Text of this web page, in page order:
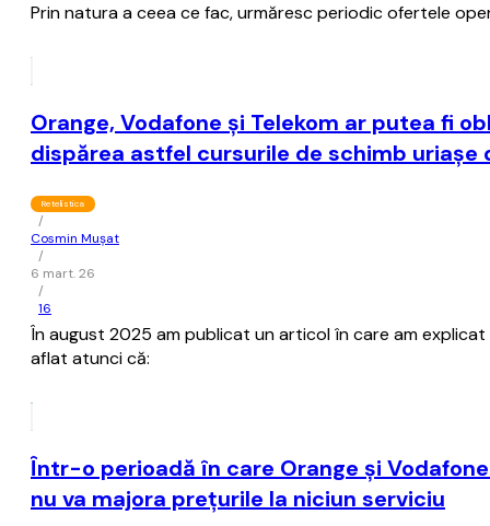
Prin natura a ceea ce fac, urmăresc periodic ofertele
Orange, Vodafone şi Telekom ar putea fi
dispărea astfel cursurile de schimb uriaşe
Retelistica
/
Cosmin Mușat
/
6 mart. 26
/
16
În august 2025 am publicat un articol în care am
aflat atunci că:
Într-o perioadă în care Orange şi
nu va majora preţurile la niciun serviciu